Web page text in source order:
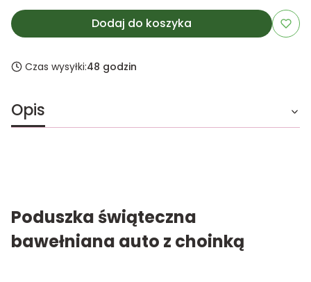
Dodaj do koszyka
Czas wysyłki:48 godzin
Opis
Poduszka świąteczna
bawełniana auto z choinką